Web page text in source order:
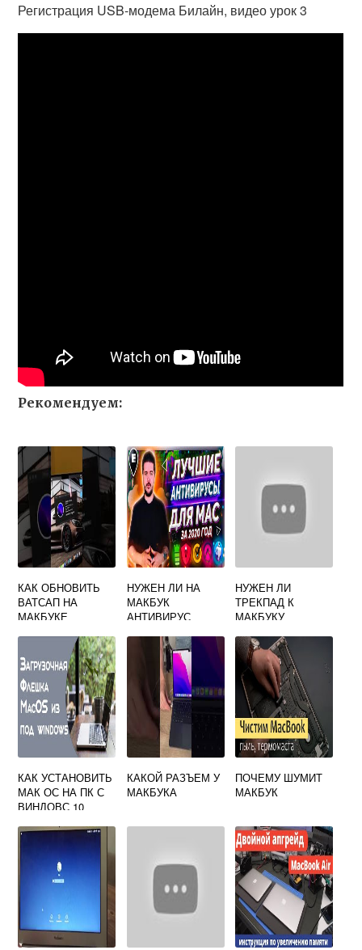
Регистрация USB-модема Билайн, видео урок 3
Рекомендуем:
КАК ОБНОВИТЬ
ВАТСАП НА
МАКБУКЕ
НУЖЕН ЛИ НА
МАКБУК
АНТИВИРУС
НУЖЕН ЛИ
ТРЕКПАД К
МАКБУКУ
КАК УСТАНОВИТЬ
МАК ОС НА ПК С
ВИНДОВС 10
КАКОЙ РАЗЪЕМ У
МАКБУКА
ПОЧЕМУ ШУМИТ
МАКБУК